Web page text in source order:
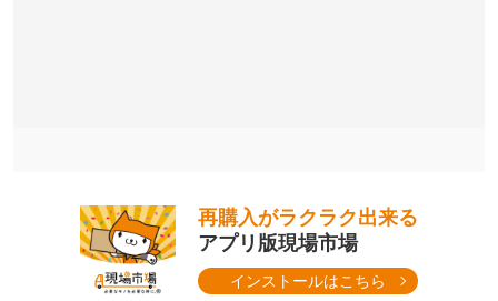
再購入がラクラク出来る
アプリ版現場市場
インストールはこちら